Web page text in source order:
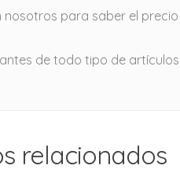
para saber el
de todo tipo de artículos
relacionados